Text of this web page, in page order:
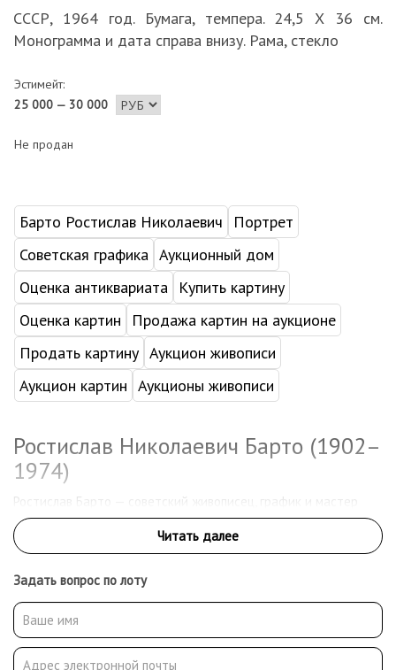
СССР, 1964 год. Бумага, темпера. 24,5 Х 36 см.
Монограмма и дата справа внизу. Рама, стекло
Эстимейт:
25 000 — 30 000
Не продан
Барто Ростислав Николаевич
Портрет
Советская графика Аукционный дом
Оценка антиквариата
Купить картину
Оценка картин
Продажа картин на аукционе
Продать картину Аукцион живописи
Аукцион картин Аукционы живописи
Ростислав Николаевич Барто (1902–
1974)
Ростислав Барто — советский живописец, график и мастер
монотипии. Он оставил яркий след в искусстве XX века
благодаря оригинальному стилю, путешествиям по Кавказу и
приверженности художественным экспериментам. Его работы
отличает тонкое чувство формы, свободная композиция и
Ранние годы и обучение
Барто родился 26 декабря 1902 года в Москве в
Задать вопрос по лоту